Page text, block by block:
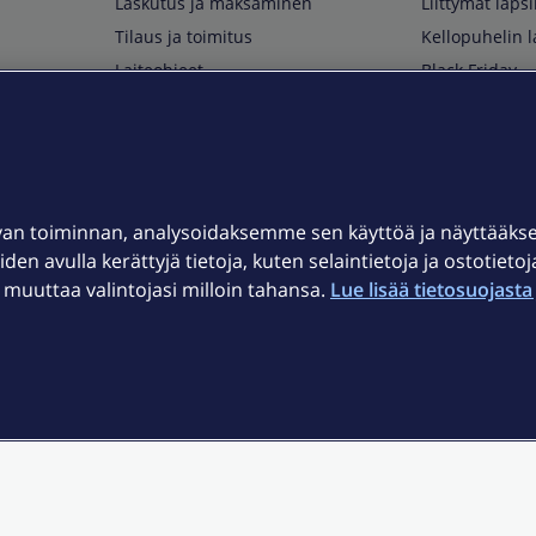
Tilaus ja toimitus
Laiteohjeet
Kuuluvuuskartta
Asiakastiedotteet
OmaElisa-sovellus
Kellopuhelin
Black Friday
toiminnan, analysoidaksemme sen käyttöä ja
avulla kerättyjä tietoja, kuten selaintietoja ja
valintojasi milloin tahansa. Lue lisää tietosuojasta